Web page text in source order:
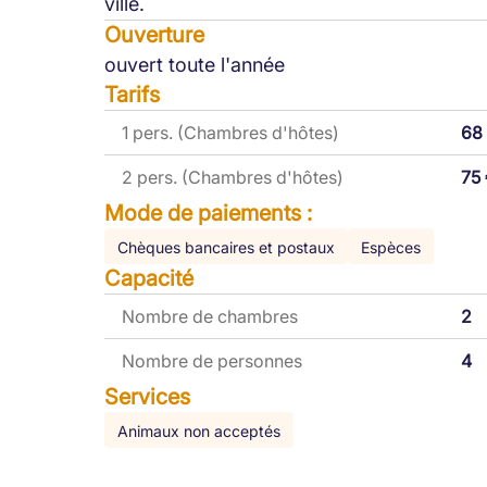
Ouverture
ouvert toute l'année
Tarifs
1 pers. (Chambres d'hôtes) 68
2 pers. (Chambres d'hôtes) 75
Mode de paiements :
Chèques bancaires et postaux Espèces
Capacité
Nombre de chambres 2
Nombre de personnes 4
Services
Animaux non acceptés